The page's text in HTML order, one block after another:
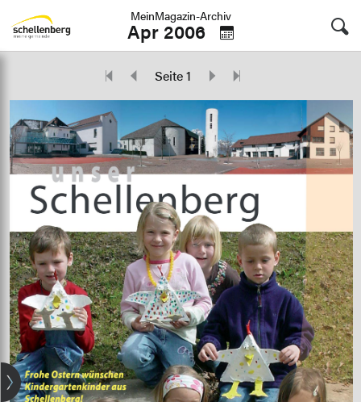
MeinMagazin-Archiv
Apr 2006
Seite 1